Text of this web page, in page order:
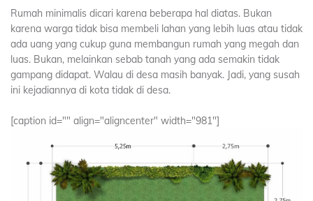
Rumah minimalis dicari karena beberapa hal diatas. Bukan
karena warga tidak bisa membeli lahan yang lebih luas atau tidak
ada uang yang cukup guna membangun rumah yang megah dan
luas. Bukan, melainkan sebab tanah yang ada semakin tidak
gampang didapat. Walau di desa masih banyak. Jadi, yang susah
ini kejadiannya di kota tidak di desa.
[caption id="" align="aligncenter" width="981"]